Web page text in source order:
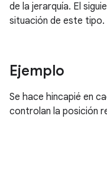
de la jerarquía. El
situación de este tipo.
Ejemplo
Se hace hincapié en
controlan la posición